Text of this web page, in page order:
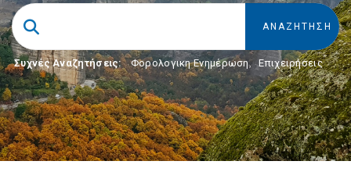
Συχνές Αναζητήσεις: Φορολογικη Ενημέρωση, Επιχειρήσεις